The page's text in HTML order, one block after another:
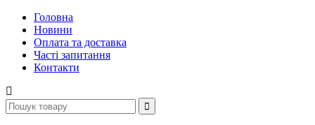
Головна
Новини
Оплата та доставка
Часті запитання
Контакти